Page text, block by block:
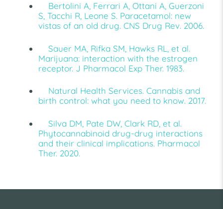
Bertolini A, Ferrari A, Ottani A, Guerzoni
S, Tacchi R, Leone S. Paracetamol: new
vistas of an old drug. CNS Drug Rev. 2006.
Sauer MA, Rifka SM, Hawks RL, et al.
Marijuana: interaction with the estrogen
receptor. J Pharmacol Exp Ther. 1983.
Natural Health Services. Cannabis and
birth control: what you need to know. 2017.
Silva DM, Pate DW, Clark RD, et al.
Phytocannabinoid drug-drug interactions
and their clinical implications. Pharmacol
Ther. 2020.